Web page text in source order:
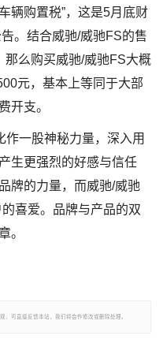
辆购置税”，这是5月底财
。结合威驰/威驰FS的售
么购买威驰/威驰FS大概
元，基本上等同于大部
开支。
作一股神秘力量，深入用
生更强烈的好感与信任
牌的力量，而威驰/威驰
喜爱。品牌与产品的双
。
，可直接反馈本站，我们将会作修改或删除处理。